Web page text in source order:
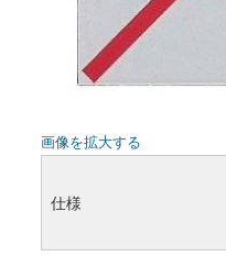
画像を拡大する
仕様